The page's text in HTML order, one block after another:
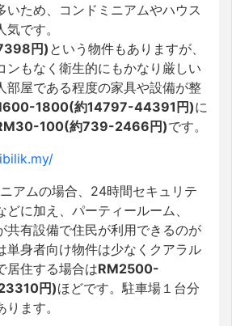
いため、コンドミニアムやハウス
です。
円)という物件もありますが、
ンもなく衛生的にもかなり厳しい
部屋である程度の家具や設備が整
1800(約14797-44391円)に
100(約739-2466円)です。
アムの場合、24時間セキュリテ
どに加え、パーティールーム、
共有設備で住民が利用できるのが
単身者向け物件は少なくクアラル
居住する場合はRM2500-
円)ほどです。駐車場１台分
ます。